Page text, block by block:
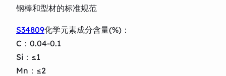
钢棒和型材的标准规范
S34809化学元素成分含量(%)：
C：0.04-0.1
Si：≤1
Mn：≤2